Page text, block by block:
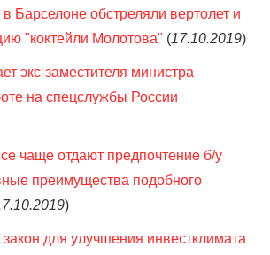
Барселоне обстреляли вертолет и
"коктейли Молотова" (17.10.2019)
экс-заместителя министра
на спецслужбы России
чаще отдают предпочтение б/у
преимущества подобного
)
закон для улучшения инвестклимата